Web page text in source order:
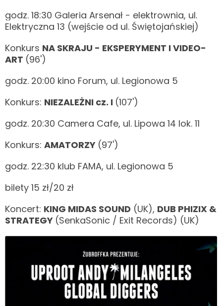
godz. 18:30 Galeria Arsenał - elektrownia, ul.
Elektryczna 13 (wejście od ul. Świętojańskiej)
Konkurs NA SKRAJU - EKSPERYMENT I VIDEO-
ART (96')
godz. 20:00 kino Forum, ul. Legionowa 5
Konkurs: NIEZALEŻNI cz. I (107')
godz. 20:30 Camera Cafe, ul. Lipowa 14 lok. 11
Konkurs: AMATORZY (97')
godz. 22:30 klub FAMA, ul. Legionowa 5
bilety 15 zł/20 zł
Koncert: KING MIDAS SOUND (UK), DUB PHIZIX &
STRATEGY (SenkaSonic / Exit Records) (UK)